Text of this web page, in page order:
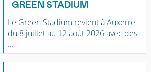
GREEN STADIUM
Le Green Stadium revient à Auxerre
du 8 juillet au 12 août 2026 avec des
...